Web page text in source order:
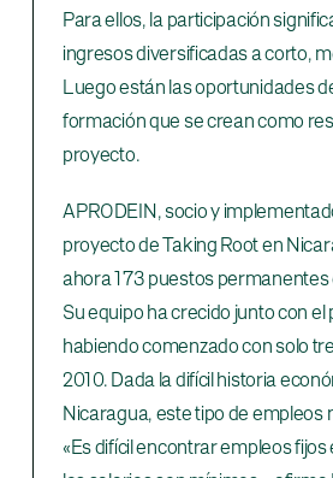
Para ellos, la participación
ingresos diversificadas a corto,
Luego están las oportunidades
formación que se crean como
proyecto.
APRODEIN, socio y
proyecto de Taking Root en
ahora 173 puestos permanentes
Su equipo ha crecido junto con
habiendo comenzado con solo
2010. Dada la difícil historia
Nicaragua, este tipo de empleos
«Es difícil encontrar empleos